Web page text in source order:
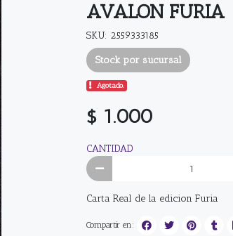
AVALON FURIA
SKU: 2559333185
Stock por sucursal
Agotado.
$ 1.000
CANTIDAD
Carta Real de la edicion Furia
Compartir en: